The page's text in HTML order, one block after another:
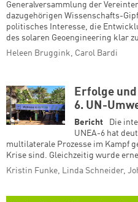
Generalversammlung der
dazugehörigen Wissenschafts-
politisches Interesse, die
des solaren Geoengineering klar
Heleen Bruggink, Carol Bardi
Erfolge
6. UN-
Bericht
Die
UNEA-6 hat
multilaterale Prozesse im Kampf
Krise sind. Gleichzeitig wurde
Kristin Funke, Linda Schneider,